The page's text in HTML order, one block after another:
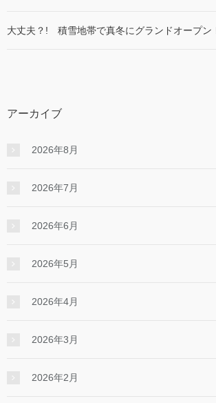
大丈夫？! 積雪地帯で真冬にグランドオープン
アーカイブ
2026年8月
2026年7月
2026年6月
2026年5月
2026年4月
2026年3月
2026年2月